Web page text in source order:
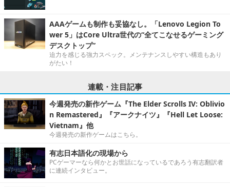
AAAゲームも制作も妥協なし。「Lenovo Legion To
wer 5」はCore Ultra世代の“全てこなせるゲーミング
デスクトップ”
迫力を感じる強力スペック。メンテナンスしやすい構造もあり
がたい！
連載・注目記事
今週発売の新作ゲーム『The Elder Scrolls IV: Oblivio
n Remastered』『アークナイツ』『Hell Let Loose:
Vietnam』他
今週発売の新作ゲームはこちら。
有志日本語化の現場から
PCゲーマーなら何かとお世話になっているであろう有志翻訳者
に連続インタビュー。